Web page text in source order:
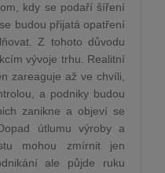
kdy se podaří šíření
budou přijatá opatření
Z tohoto důvodu
vývoje trhu. Realitní
zareaguje až ve chvíli,
a podniky budou
zanikne a objeví se
útlumu výroby a
mohou zmírnit jen
ale půjde ruku